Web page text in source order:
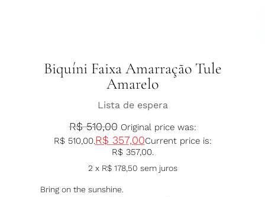
Biquíni Faixa Amarração Tule
Amarelo
Lista de espera
R$510,00 Original price was:
R$ 510,00.R$ 357,00Current price is:
R$ 357,00.
2 x R$178,50 sem juros
Bring on the sunshine.